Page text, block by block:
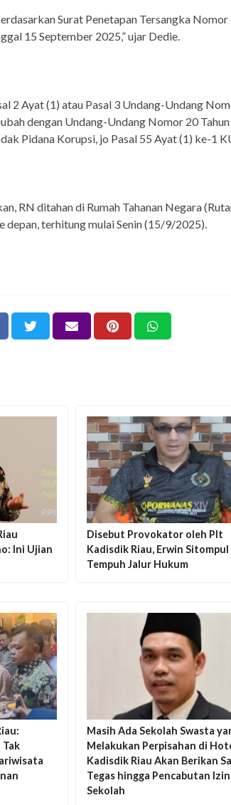
Surat Penetapan Tersangka Nomor
15 September 2025,” ujar Dedie.
2 Ayat (1) atau Pasal 3 Undang-Undang
dengan Undang-Undang Nomor 20
Pidana Korupsi, jo Pasal 55 Ayat (1) ke-1
RN ditahan di Rumah Tahanan Negara
depan, terhitung mulai Senin (15/9/2025).
Ini Ujian
Disebut Provokator oleh Plt
Kadisdik Riau, Erwin
Tempuh Jalur Hukum
Masih Ada Sekolah Swasta
Melakukan Perpisahan di
Kadisdik Riau Akan Berikan
Tegas hingga Pencabutan Izin
Sekolah